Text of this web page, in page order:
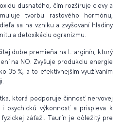
dusnatého, čím rozširuje cievy a
tvorbu rastového hormónu,
sa na vzniku a zvyšovaní hladiny
a detoxikáciu ogranizmu.
dobe premieňa na L-arginín, ktorý
na NO. Zvyšuje produkciu energie
35 %, a to efektívnejším využívaním
ktorá podporuje činnosť nervovej
i psychickú výkonnosť a prispieva k
záťaži. Taurín je dôležitý pre